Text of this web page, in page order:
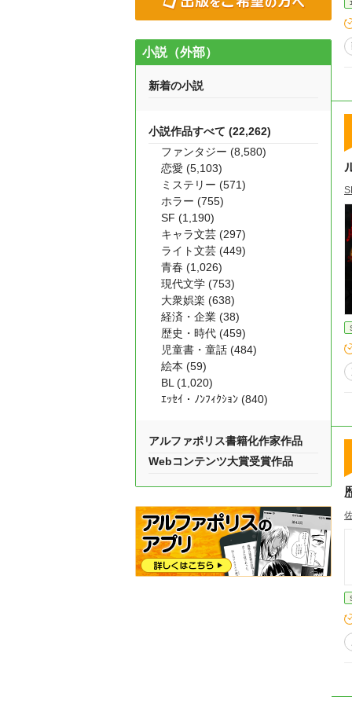
小説（外部）
新着の小説
小説作品すべて (22,262)
ファンタジー (8,580)
恋愛 (5,103)
ミステリー (571)
ホラー (755)
SF (1,190)
キャラ文芸 (297)
ライト文芸 (449)
青春 (1,026)
現代文学 (753)
大衆娯楽 (638)
経済・企業 (38)
歴史・時代 (459)
児童書・童話 (484)
絵本 (59)
BL (1,020)
ｴｯｾｲ・ﾉﾝﾌｨｸｼｮﾝ (840)
アルファポリス書籍化作家作品
Webコンテンツ大賞受賞作品